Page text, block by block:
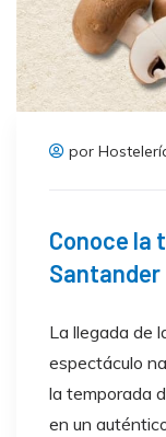
por
Conoce la
Santander
La llegada de
espectáculo
la temporada
en un